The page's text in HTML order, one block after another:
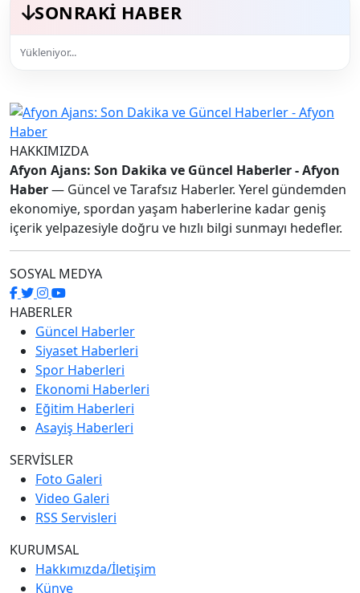
SONRAKI HABER
Yükleniyor...
HAKKIMIZDA
Afyon Ajans: Son Dakika ve Güncel Haberler - Afyon
Haber— Güncel ve Tarafsız Haberler. Yerel gündemden
ekonomiye, spordan yaşam haberlerine kadar geniş
içerik yelpazesiyle doğru ve hızlı bilgi sunmayı hedefler.
SOSYAL MEDYA
HABERLER
Güncel Haberler
Siyaset Haberleri
Spor Haberleri
Ekonomi Haberleri
Eğitim Haberleri
Asayiş Haberleri
SERVİSLER
Foto Galeri
Video Galeri
RSS Servisleri
KURUMSAL
Hakkımızda/İletişim
Künye